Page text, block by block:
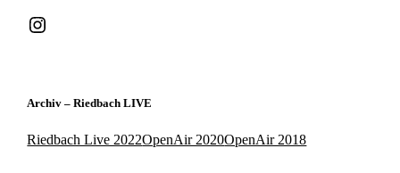
Instagram
Archiv – Riedbach LIVE
Riedbach Live 2022OpenAir 2020OpenAir 2018